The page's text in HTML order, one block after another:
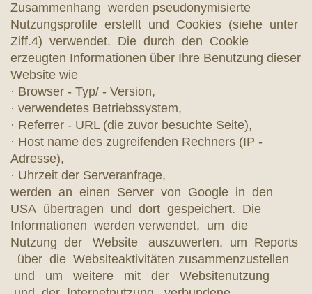
Zusammenhang werden pseudonymisierte
Nutzungsprofile erstellt und Cookies (siehe unter
Ziff.4) verwendet. Die durch den Cookie
erzeugten Informationen über Ihre Benutzung dieser
Website wie
· Browser - Typ/ - Version,
· verwendetes Betriebssystem,
· Referrer - URL (die zuvor besuchte Seite),
· Host name des zugreifenden Rechners (IP -
Adresse),
· Uhrzeit der Serveranfrage,
werden an einen Server von Google in den
USA übertragen und dort gespeichert. Die
Informationen werden verwendet, um die
Nutzung der Website auszuwerten, um Reports
über die Websiteaktivitäten zusammenzustellen
und um weitere mit der Websitenutzung